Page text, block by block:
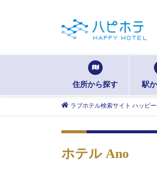
住所から探す 駅
ラブホテル検索サイト ハッピ
ホテル Ano